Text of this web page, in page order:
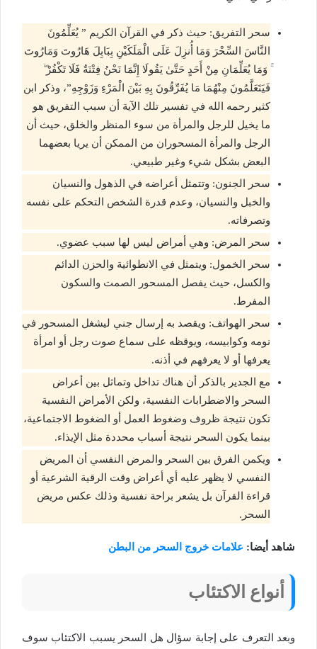
سحر التفريق: حيث ذكر في القرآن الكريم ” يُعَلِّمُونَ
النَّاسَ السِّحْرَ وَمَا أُنزِلَ عَلَى الْمَلَكَيْنِ بِبَابِلَ هَارُوتَ وَمَارُوتَ
ۚ وَمَا يُعَلِّمَانِ مِنْ أَحَدٍ حَتَّىٰ يَقُولَا إِنَّمَا نَحْنُ فِتْنَةٌ فَلَا تَكْفُرْ ۖ
فَيَتَعَلَّمُونَ مِنْهُمَا مَا يُفَرِّقُونَ بِهِ بَيْنَ الْمَرْءِ وَزَوْجِهِ”، وذكر ابن
كثير رحمه الله في تفسير تلك الآية أن سبب التفريق هو
ما يخيل للرجل والمرأة من سوء المنظر والخلق، حيث أن
الرجل والمرأة المسحوران من الممكن أن يريا بعضهما
البعض بشكل شيء وغير طبيعي.
سحر الجنون: وتتمثل أعراضه في الذهول والنسيان
والخبل والنسيان، وعدم قدرة الشخص التحكم على نفسه
وتصرفاته.
سحر المرض: وهي أمراض ليس لها سبب عضوي.
سحر الخمول: ويتمثل في الانطوائية والحزن الدائم
والكسل، حيث يفصل المسحور الصمت والسكون
المفرط.
سحر الهواتف: ويقصد به إرسال جني ليشغل المسحور في
نومه وكوابيسه، ويوقظه على سماع صوت رجل أو امرأة
يعرفها أو لا يعرفهم في أذنه.
مع الجدير بالذكر أن هناك تداخل وتماثل بين أعراض
السحر والاضطرابات النفسية، ولكن الأمراض النفسية
تكون نتيجة ظروف وضغوط العمل أو الضغوط الاجتماعية،
بينما يكون السحر نتيجة أسباب محددة مثل الإيذاء.
ويكمن الفرق بين السحر والمرض النفسي أن المريض
النفسي لا يظهر عليه أي أعراض وقت الرقية الشرعية أو
قراءة القرآن بل يشعر براحة نفسية وذلك عكس مريض
السحر.
شاهد أيضا: علامات خروج السحر من البطن
أنواع الاكتئاب
وبعد التعرف على إجابة سؤال هل السحر يسبب الاكتئاب سوف